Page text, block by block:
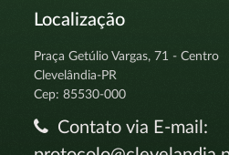
Localização
Praça Getúlio Vargas, 71 - Centro
Clevelândia-PR
Cep: 85530-000
Contato via E-mail: